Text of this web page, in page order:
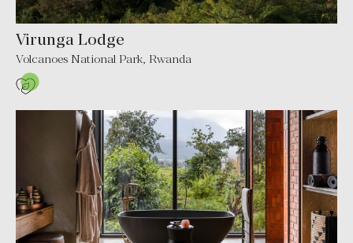
Virunga Lodge
Volcanoes National Park, Rwanda